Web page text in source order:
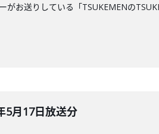
お送りしている「TSUKEMENの
5月17日放送分